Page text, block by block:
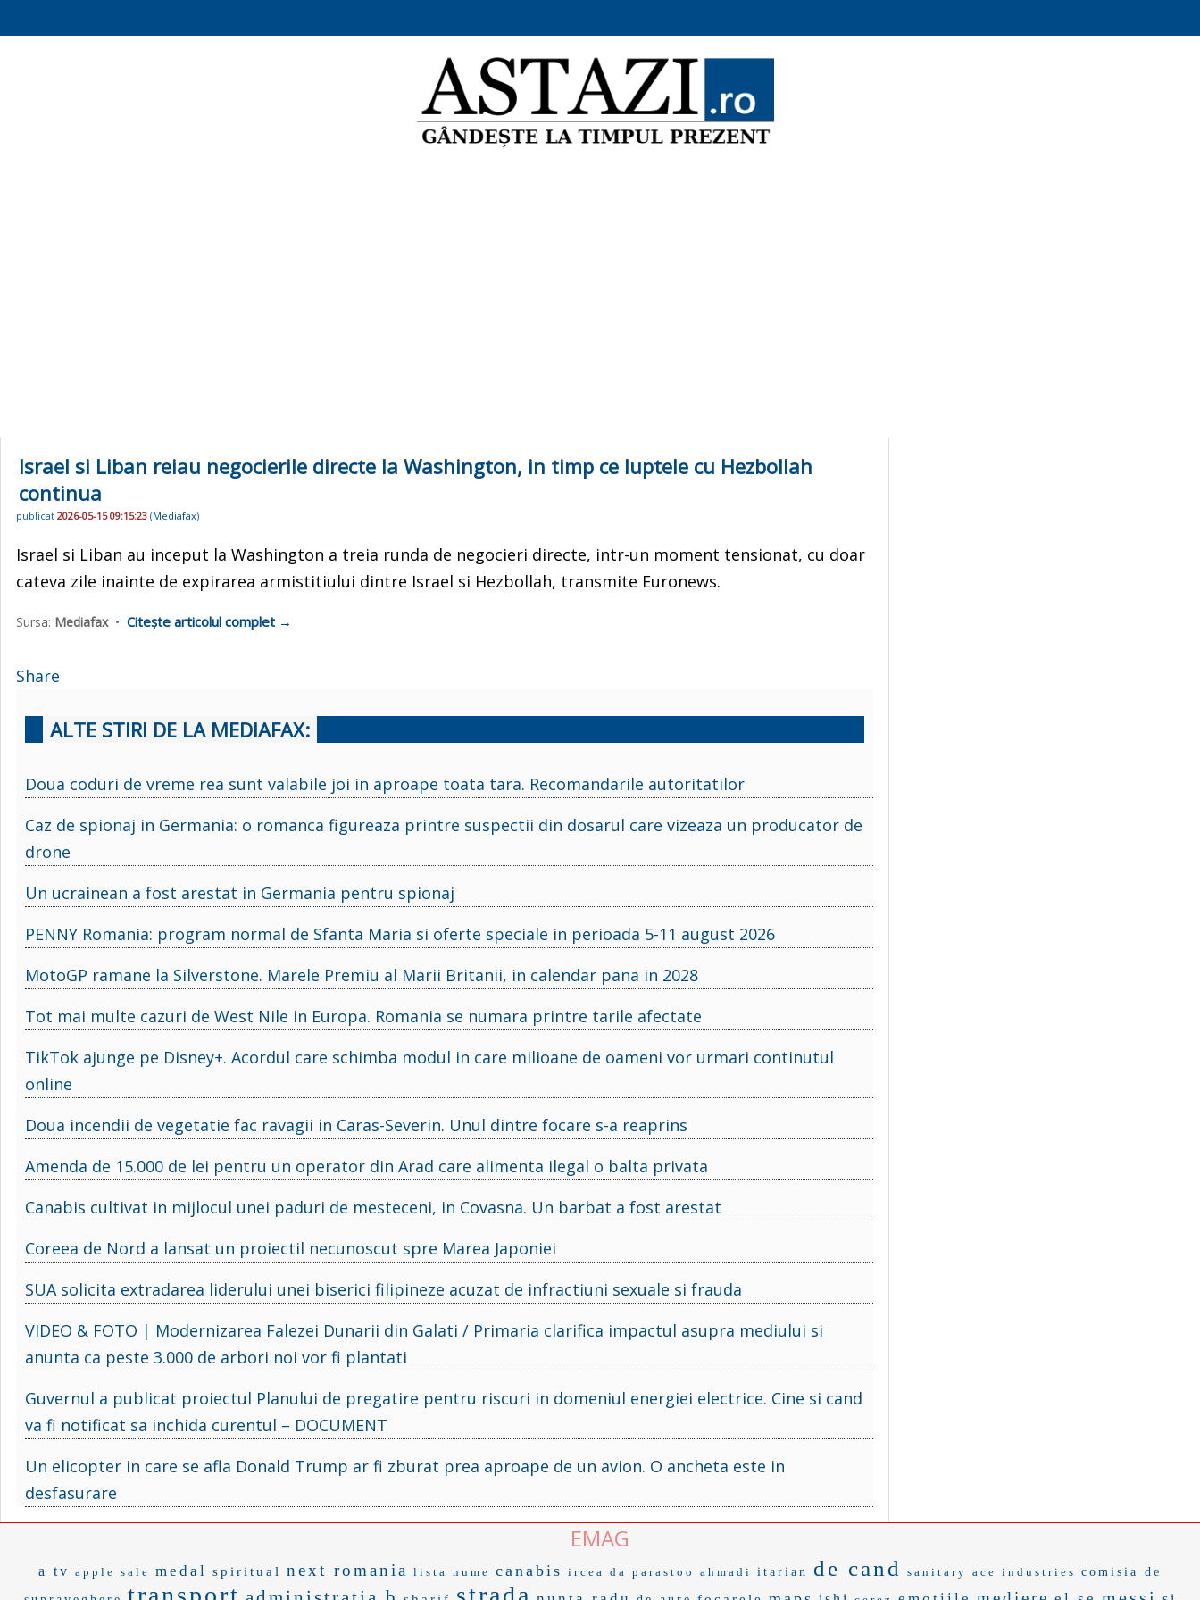
Israel si Liban reiau negocierile directe la Washington, in timp ce luptele cu Hezbollah
continua
publicat 2026-05-15 09:15:23 (Mediafax)
Israel si Liban au inceput la Washington a treia runda de negocieri directe, intr-un moment tensionat, cu doar
cateva zile inainte de expirarea armistitiului dintre Israel si Hezbollah, transmite Euronews.
Sursa: Mediafax• Citește articolul complet →
Share
ALTE STIRI DE LA MEDIAFAX:
Doua coduri de vreme rea sunt valabile joi in aproape toata tara. Recomandarile autoritatilor
Caz de spionaj in Germania: o romanca figureaza printre suspectii din dosarul care vizeaza un producator de
drone
Un ucrainean a fost arestat in Germania pentru spionaj
PENNY Romania: program normal de Sfanta Maria si oferte speciale in perioada 5-11 august 2026
MotoGP ramane la Silverstone. Marele Premiu al Marii Britanii, in calendar pana in 2028
Tot mai multe cazuri de West Nile in Europa. Romania se numara printre tarile afectate
TikTok ajunge pe Disney+. Acordul care schimba modul in care milioane de oameni vor urmari continutul
online
Doua incendii de vegetatie fac ravagii in Caras-Severin. Unul dintre focare s-a reaprins
Amenda de 15.000 de lei pentru un operator din Arad care alimenta ilegal o balta privata
Canabis cultivat in mijlocul unei paduri de mesteceni, in Covasna. Un barbat a fost arestat
Coreea de Nord a lansat un proiectil necunoscut spre Marea Japoniei
SUA solicita extradarea liderului unei biserici filipineze acuzat de infractiuni sexuale si frauda
VIDEO & FOTO | Modernizarea Falezei Dunarii din Galati / Primaria clarifica impactul asupra mediului si
anunta ca peste 3.000 de arbori noi vor fi plantati
Guvernul a publicat proiectul Planului de pregatire pentru riscuri in domeniul energiei electrice. Cine si cand
va fi notificat sa inchida curentul – DOCUMENT
Un elicopter in care se afla Donald Trump ar fi zburat prea aproape de un avion. O ancheta este in
desfasurare
EMAG
a tv apple sale medal spiritual next romania lista nume canabis ircea da parastoo ahmadi itarian de cand sanitary ace industries comisia de